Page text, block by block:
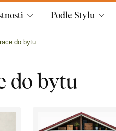
Podle Stylu
do bytu
do bytu